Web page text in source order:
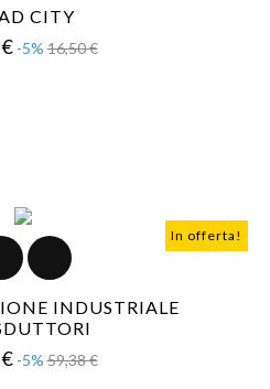
CITY
Prezzo
-5% 16,50 €Prezzo
In offerta!
INDUSTRIALE
Prezzo
-5% 59,38 €Prezzo